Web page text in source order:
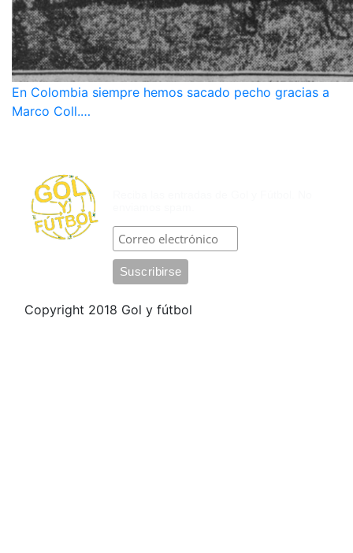
En Colombia siempre hemos sacado pecho gracias a
Marco Coll.…
Copyright 2018 Gol y fútbol